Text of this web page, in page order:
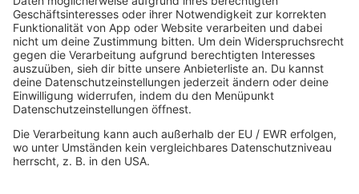
Aktuelles von den R.SH Schleswig-Holstein-Reportern
Jobbörse
MUSIK
Unsere Musikstreams
Titelsuche
Konzerte und Events